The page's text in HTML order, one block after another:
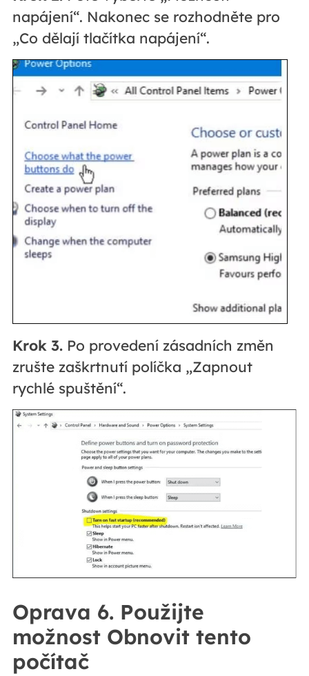
napájení“. Nakonec se rozhodněte pro
„Co dělají tlačítka napájení“.
Krok 3.Po provedení zásadních změn
zrušte zaškrtnutí políčka „Zapnout
rychlé spuštění“.
Oprava 6. Použijte
možnost Obnovit tento
počítač